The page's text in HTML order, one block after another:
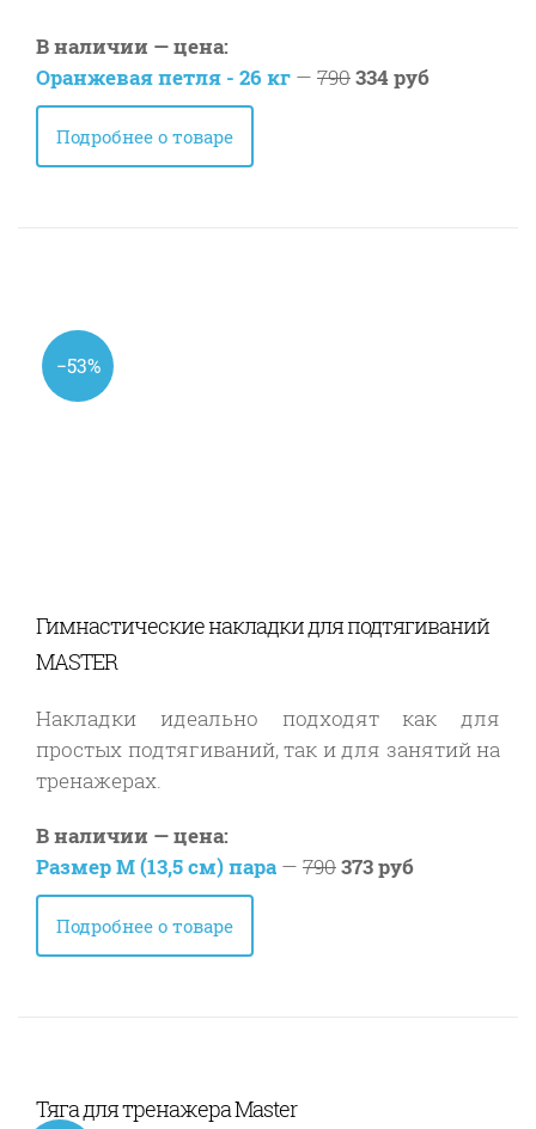
В наличии — цена:
Оранжевая петля - 26 кг — 790334 руб
Подробнее о товаре
−53%
Гимнастические накладки для подтягиваний
MASTER
Накладки идеально подходят как для
простых подтягиваний, так и для занятий на
тренажерах.
В наличии — цена:
Размер M (13,5 см) пара — 790373 руб
Подробнее о товаре
Тяга для тренажера Master